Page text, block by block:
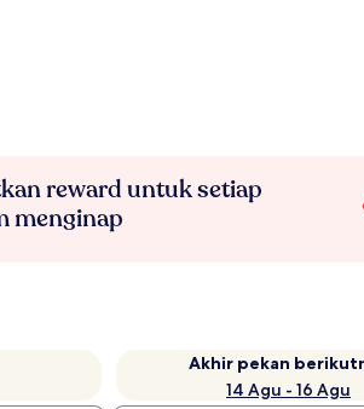
reward untuk setiap
menginap
Akhir pekan
14 Agu - 16 Agu